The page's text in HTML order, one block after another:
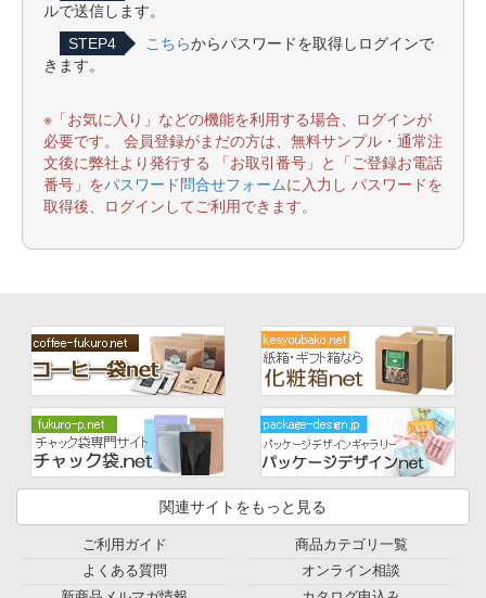
ルで送信します。
STEP4
こちらからパスワードを取得しログインで
きます。
※「お気に入り」などの機能を利用する場合、ログインが
必要です。 会員登録がまだの方は、無料サンプル・通常注
文後に弊社より発行する 「お取引番号」と「ご登録お電話
番号」をパスワード問合せフォームに入力し パスワードを
取得後、ログインしてご利用できます。
関連サイトをもっと見る
ご利用ガイド
よくある質問
商品カテゴリ一覧
オンライン相談